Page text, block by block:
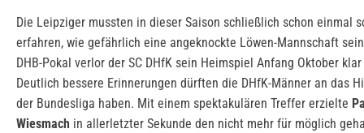
Die Leipziger mussten in dieser Saison schließlich schon einmal
erfahren, wie gefährlich eine angeknockte Löwen-Mannschaft
DHB-Pokal verlor der SC DHfK sein Heimspiel Anfang Oktober
Deutlich bessere Erinnerungen dürften die DHfK-Männer an das
der Bundesliga haben. Mit einem spektakulären Treffer erzielte
Wiesmach in allerletzter Sekunde den nicht mehr für möglich